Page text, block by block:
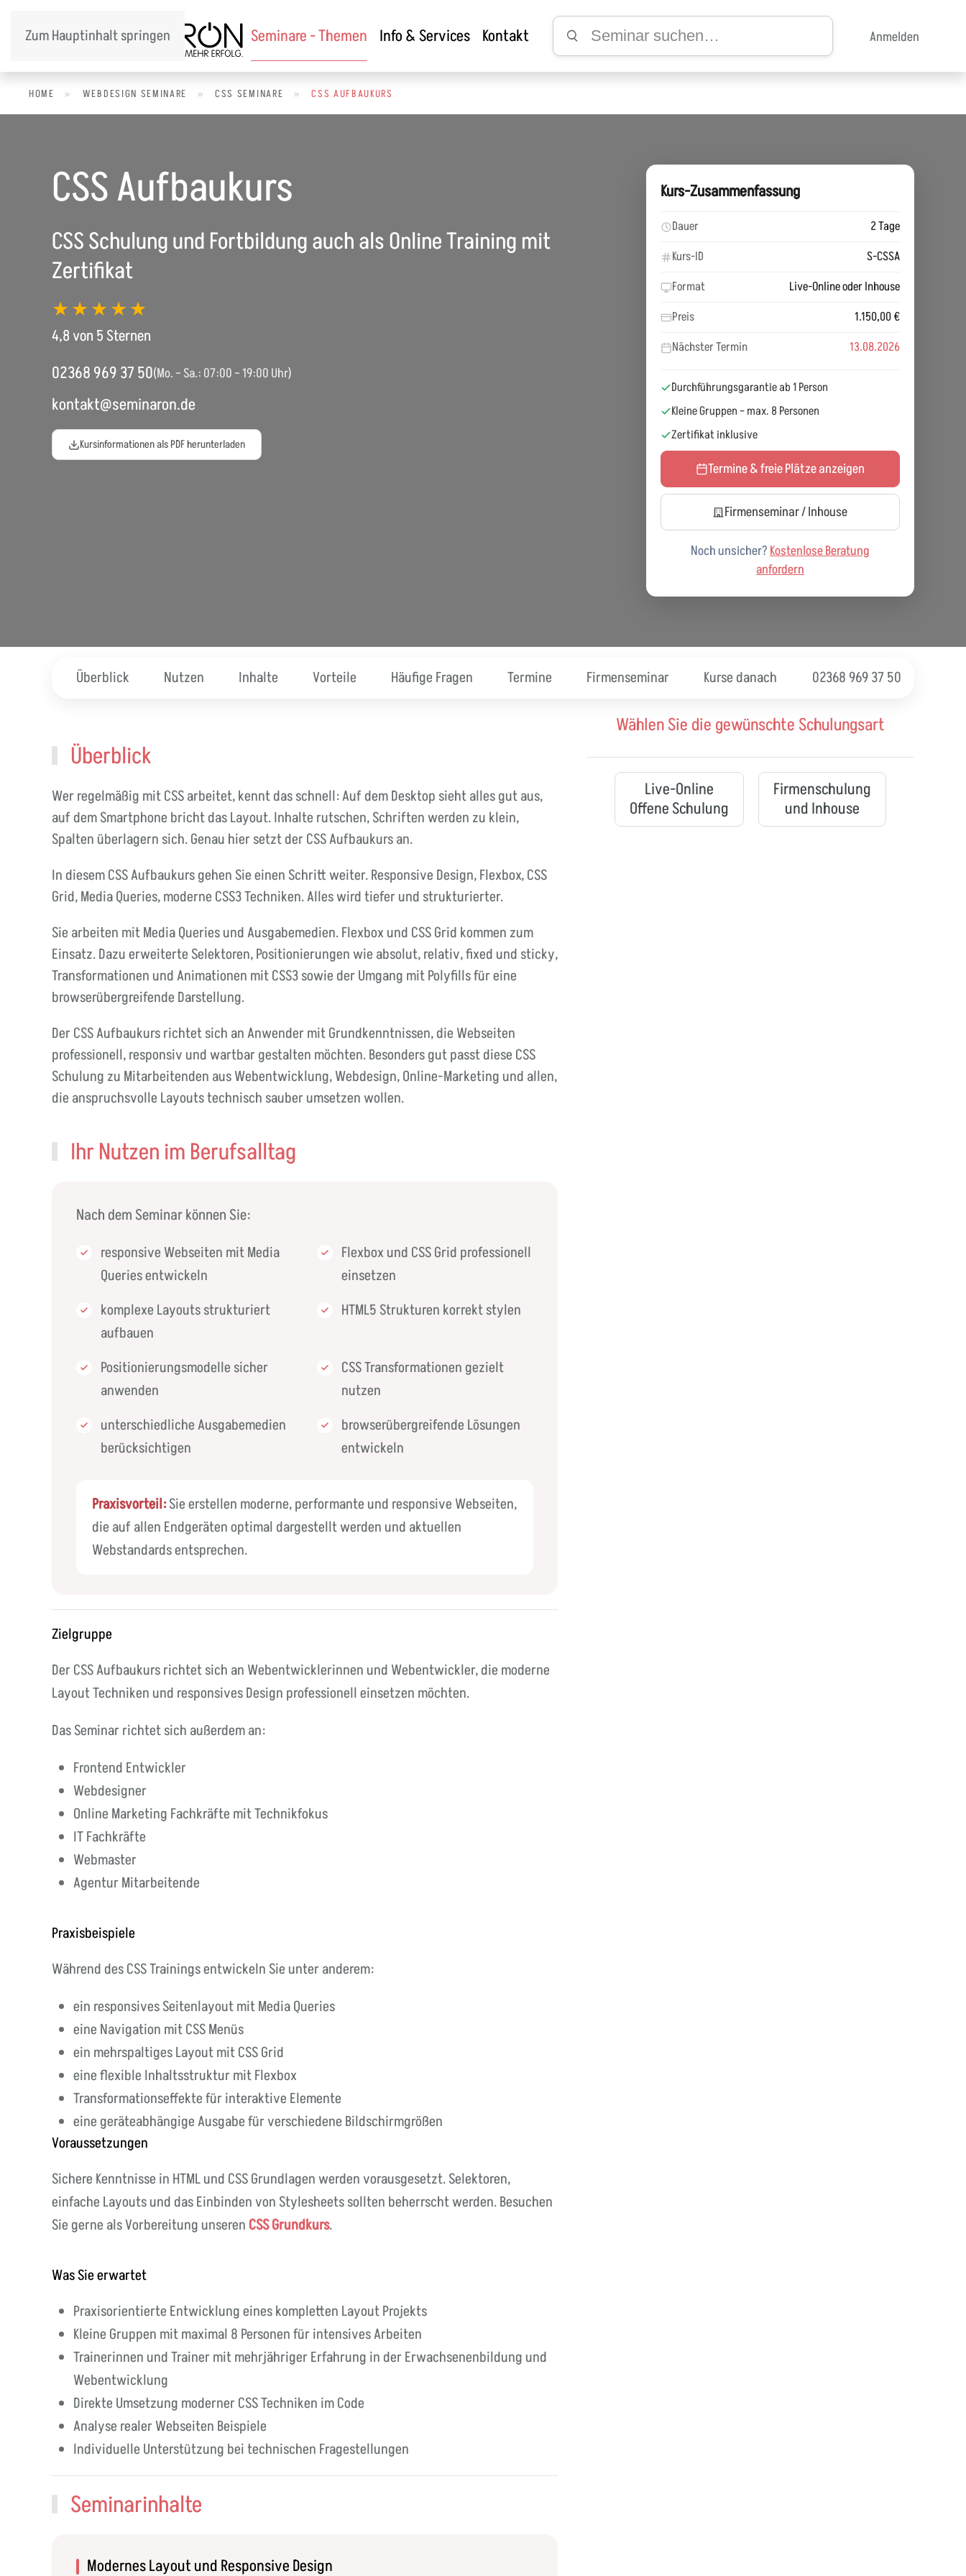
Zum Hauptinhalt springen Seminare - Themen Info & Services Kontakt Anmelden
HOME » WEBDESIGN SEMINARE » CSS SEMINARE » CSS AUFBAUKURS
CSS Aufbaukurs
CSS Schulung und Fortbildung auch als Online Training mit
Zertifikat
★★★★★
4,8 von 5 Sternen
02368 969 37 50(Mo. – Sa.: 07:00 – 19:00 Uhr)
kontakt@seminaron.de
Kursinformationen als PDF herunterladen
Kurs-Zusammenfassung
Dauer
2 Tage
Kurs-ID
S-CSSA
Format
Live-Online oder Inhouse
Preis
1.150,00 €
Nächster Termin
13.08.2026
Durchführungsgarantie ab 1 Person
Kleine Gruppen – max. 8 Personen
Zertifikat inklusive
Termine & freie Plätze anzeigen
Firmenseminar / Inhouse
Noch unsicher?Kostenlose Beratung
anfordern
Überblick Nutzen Inhalte Vorteile Häufige Fragen Termine Firmenseminar Kurse danach 02368 969 37 50
Überblick
Wer regelmäßig mit CSS arbeitet, kennt das schnell: Auf dem Desktop sieht alles gut aus,
auf dem Smartphone bricht das Layout. Inhalte rutschen, Schriften werden zu klein,
Spalten überlagern sich. Genau hier setzt der CSS Aufbaukurs an.
In diesem CSS Aufbaukurs gehen Sie einen Schritt weiter. Responsive Design, Flexbox, CSS
Grid, Media Queries, moderne CSS3 Techniken. Alles wird tiefer und strukturierter.
Sie arbeiten mit Media Queries und Ausgabemedien. Flexbox und CSS Grid kommen zum
Einsatz. Dazu erweiterte Selektoren, Positionierungen wie absolut, relativ, fixed und sticky,
Transformationen und Animationen mit CSS3 sowie der Umgang mit Polyfills für eine
browserübergreifende Darstellung.
Der CSS Aufbaukurs richtet sich an Anwender mit Grundkenntnissen, die Webseiten
professionell, responsiv und wartbar gestalten möchten. Besonders gut passt diese CSS
Schulung zu Mitarbeitenden aus Webentwicklung, Webdesign, Online-Marketing und allen,
die anspruchsvolle Layouts technisch sauber umsetzen wollen.
Ihr Nutzen im Berufsalltag
Nach dem Seminar können Sie:
responsive Webseiten mit Media
Queries entwickeln
Flexbox und CSS Grid professionell
einsetzen
komplexe Layouts strukturiert
aufbauen
HTML5 Strukturen korrekt stylen
Positionierungsmodelle sicher
anwenden
CSS Transformationen gezielt
nutzen
unterschiedliche Ausgabemedien
berücksichtigen
browserübergreifende Lösungen
entwickeln
Praxisvorteil:Sie erstellen moderne, performante und responsive Webseiten,
die auf allen Endgeräten optimal dargestellt werden und aktuellen
Webstandards entsprechen.
Zielgruppe
Der CSS Aufbaukurs richtet sich an Webentwicklerinnen und Webentwickler, die moderne
Layout Techniken und responsives Design professionell einsetzen möchten.
Das Seminar richtet sich außerdem an:
Frontend Entwickler
Webdesigner
Online Marketing Fachkräfte mit Technikfokus
IT Fachkräfte
Webmaster
Agentur Mitarbeitende
Praxisbeispiele
Während des CSS Trainings entwickeln Sie unter anderem:
ein responsives Seitenlayout mit Media Queries
eine Navigation mit CSS Menüs
ein mehrspaltiges Layout mit CSS Grid
eine flexible Inhaltsstruktur mit Flexbox
Transformationseffekte für interaktive Elemente
eine geräteabhängige Ausgabe für verschiedene Bildschirmgrößen
Voraussetzungen
Sichere Kenntnisse in HTML und CSS Grundlagen werden vorausgesetzt. Selektoren,
einfache Layouts und das Einbinden von Stylesheets sollten beherrscht werden. Besuchen
Sie gerne als Vorbereitung unseren CSS Grundkurs.
Was Sie erwartet
Praxisorientierte Entwicklung eines kompletten Layout Projekts
Kleine Gruppen mit maximal 8 Personen für intensives Arbeiten
Trainerinnen und Trainer mit mehrjähriger Erfahrung in der Erwachsenenbildung und
Webentwicklung
Direkte Umsetzung moderner CSS Techniken im Code
Analyse realer Webseiten Beispiele
Individuelle Unterstützung bei technischen Fragestellungen
Seminarinhalte
Modernes Layout und Responsive Design
Wählen Sie die gewünschte Schulungsart
Live-Online
Offene Schulung
Firmenschulung
und Inhouse